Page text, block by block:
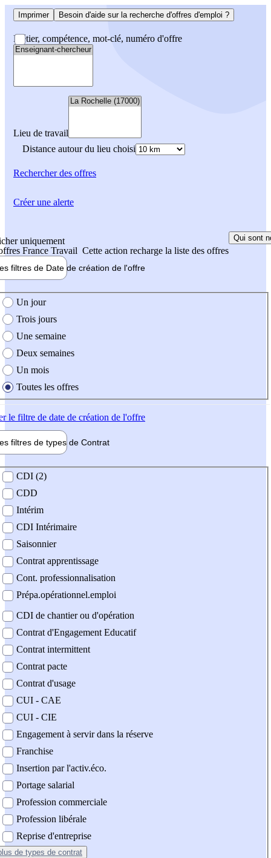
Imprimer Besoin d'aide sur la recherche d'offres d'emploi ?
Métier, compétence, mot-clé, numéro d'offre
Lieu de travail
Distance autour du lieu choisi
Rechercherdes offres
uniquement
France Travail Cette action recharge la liste des offres
Qui sont
filtres de Date de création de l'offre
création de l'offre
Un jour
Trois jours
Une semaine
Deux semaines
Un mois
Toutes les offres
le filtre de date de création de l'offre
filtres de types de Contrat
contrat
CDI (2)
CDD
Intérim
CDI Intérimaire
Saisonnier
Contrat apprentissage
Cont. professionnalisation
Prépa.opérationnel.emploi
CDI de chantier ou d'opération
Contrat d'Engagement Educatif
Contrat intermittent
Contrat pacte
Contrat d'usage
CUI - CAE
CUI - CIE
Engagement à servir dans la réserve
Franchise
Insertion par l'activ.éco.
Portage salarial
Profession commerciale
Profession libérale
Reprise d'entreprise
de types de contrat
Créer une alerte